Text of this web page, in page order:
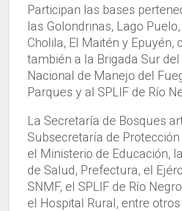
Participan las bases
las Golondrinas, Lago
Cholila, El Maitén y Epuyén,
también a la Brigada Sur del
Nacional de Manejo del
Parques y al SPLIF de Río
La Secretaría de Bosques
Subsecretaría de Protección
el Ministerio de Educación,
de Salud, Prefectura, el
SNMF, el SPLIF de Río
el Hospital Rural, entre